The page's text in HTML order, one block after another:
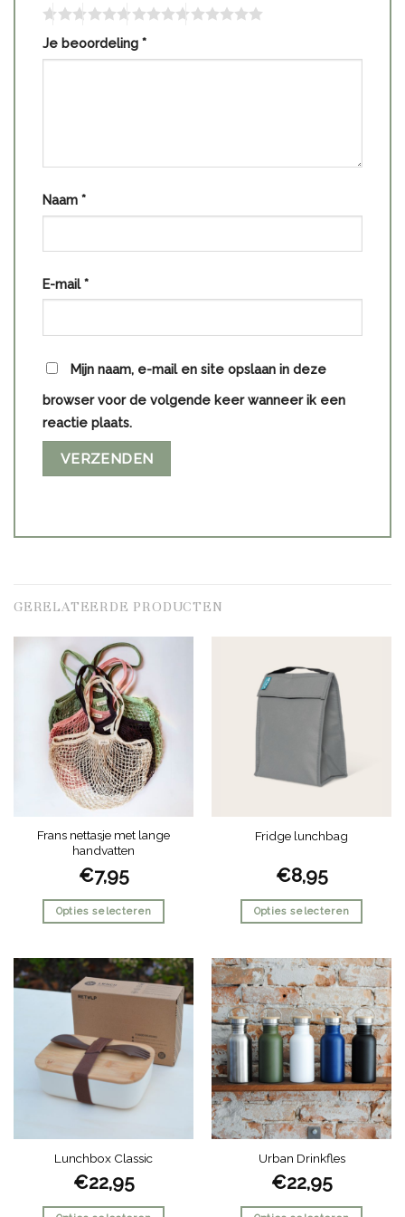
Je beoordeling *
Naam *
E-mail*
Mijn naam, e-mail en site opslaan in deze
browser voor de volgende keer wanneer ik een
reactie plaats.
GERELATEERDE PRODUCTEN
Frans nettasje met lange
handvatten
€7,95
Opties selecteren
heeft
meerdere
optie
kan
gekozen
worden
de
productpagina
Fridge lunchbag
€8,95
Opties selecteren
heeft
meerdere
variaties.
Deze
optie
kan
gekozen
worden
op
de
productpagina
Lunchbox Classic
€22,95
Urban Drinkfles
€22,95